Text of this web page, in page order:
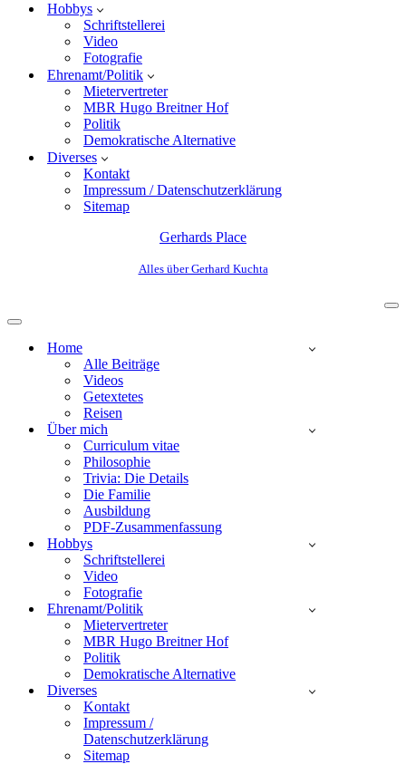
Hobbys
Schriftstellerei
Video
Fotografie
Ehrenamt/Politik
Mietervertreter
MBR Hugo Breitner Hof
Politik
Demokratische Alternative
Diverses
Kontakt
Impressum / Datenschutzerklärung
Sitemap
Gerhards Place
Alles über Gerhard Kuchta
Home
Alle Beiträge
Videos
Getextetes
Reisen
Über mich
Curriculum vitae
Philosophie
Trivia: Die Details
Die Familie
Ausbildung
PDF-Zusammenfassung
Hobbys
Schriftstellerei
Video
Fotografie
Ehrenamt/Politik
Mietervertreter
MBR Hugo Breitner Hof
Politik
Demokratische Alternative
Diverses
Kontakt
Impressum /
Datenschutzerklärung
Sitemap